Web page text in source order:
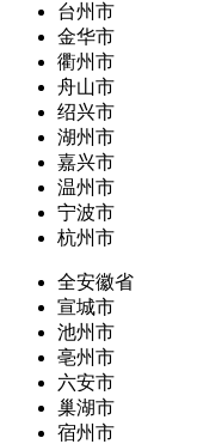
台州市
金华市
衢州市
舟山市
绍兴市
湖州市
嘉兴市
温州市
宁波市
杭州市
全安徽省
宣城市
池州市
亳州市
六安市
巢湖市
宿州市